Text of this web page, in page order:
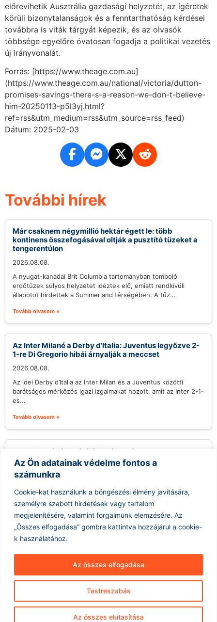
Az Ön adatainak védelme fontos a
számunkra
Cookie-kat használunk a böngészési élmény javítására,
személyre szabott hirdetések vagy tartalom
megjelenítésére, valamint forgalmunk elemzésére. Az
„Összes elfogadása” gombra kattintva hozzájárul a cookie-
k használatához.
Testreszabás
Az összes elutasítása
Az összes elfogadása
előrevihetik Ausztrália gazdasági helyzetét, az ígéretek
körüli bizonytalanságok és a fenntarthatóság kérdései
továbbra is viták tárgyát képezik, és az olvasók
többsége egyelőre óvatosan fogadja a politikai vezetés
új irányvonalát.
Forrás: [https://www.theage.com.au]
(https://www.theage.com.au/national/victoria/dutton-
promises-savings-there-s-a-reason-we-don-t-believe-
him-20250113-p5l3yj.html?
ref=rss&utm_medium=rss&utm_source=rss_feed)
Dátum: 2025-02-03
További hírek
Már csaknem négymillió hektár égett le: több
kontinens összefogásával oltják a pusztító tüzeket a
tengerentúlon
2026.08.08.
A nyugat-kanadai Brit Columbia tartományban tomboló
erdőtüzek súlyos helyzetet idéztek elő, emiatt rendkívüli
állapotot hirdettek a Summerland térségében. A tűz...
Tovább olvasom »
Az Inter Milané a Derby d’Italia: Juventus legyőzve 2-
1-re Di Gregorio hibái árnyalják a meccset
2026.08.08.
Az idei Derby d’Italia az Inter Milan és a Juventus közötti
barátságos mérkőzés igazi izgalmakat hozott, amit az Inter 2-1-
es...
Tovább olvasom »
Veracruz kávékultúrájának új hulláma
2026.08.08.
Amikor először úgy döntöttem, hogy elhagyom Kalifornia San
Francisco-öböl környékét, hogy Xalapában, Veracruzban éljek –
a városban, ahonnan szüleim évtizedekkel...
Tovább olvasom »
Hírarchívum Impresszum
ÁSZF
Adatkezelés